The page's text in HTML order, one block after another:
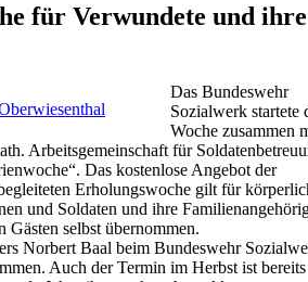
für Verwundete und ihre
Das Bundeswehr
Sozialwerk startete
Woche zusammen
Arbeitsgemeinschaft für
Das kostenlose Angebot der
Erholungswoche gilt für
und Soldaten und ihre
selbst übernommen.
Norbert Baal beim Bundeswehr
Auch der Termin im Herbst ist bereits